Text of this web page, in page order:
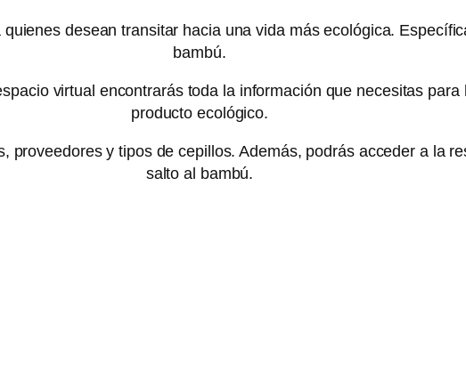
desean transitar hacia una vida más ecológica.
bambú.
virtual encontrarás toda la información que necesitas
producto ecológico.
proveedores y tipos de cepillos. Además, podrás acceder a la
salto al bambú.